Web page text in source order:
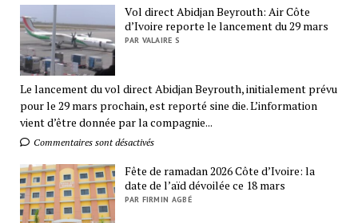
Vol direct Abidjan Beyrouth: Air Côte
d’Ivoire reporte le lancement du 29 mars
PAR VALAIRE S
Le lancement du vol direct Abidjan Beyrouth, initialement prévu
pour le 29 mars prochain, est reporté sine die. L’information
vient d’être donnée par la compagnie...
Commentaires sont désactivés
Fête de ramadan 2026 Côte d’Ivoire: la
date de l’aïd dévoilée ce 18 mars
PAR FIRMIN AGBÉ